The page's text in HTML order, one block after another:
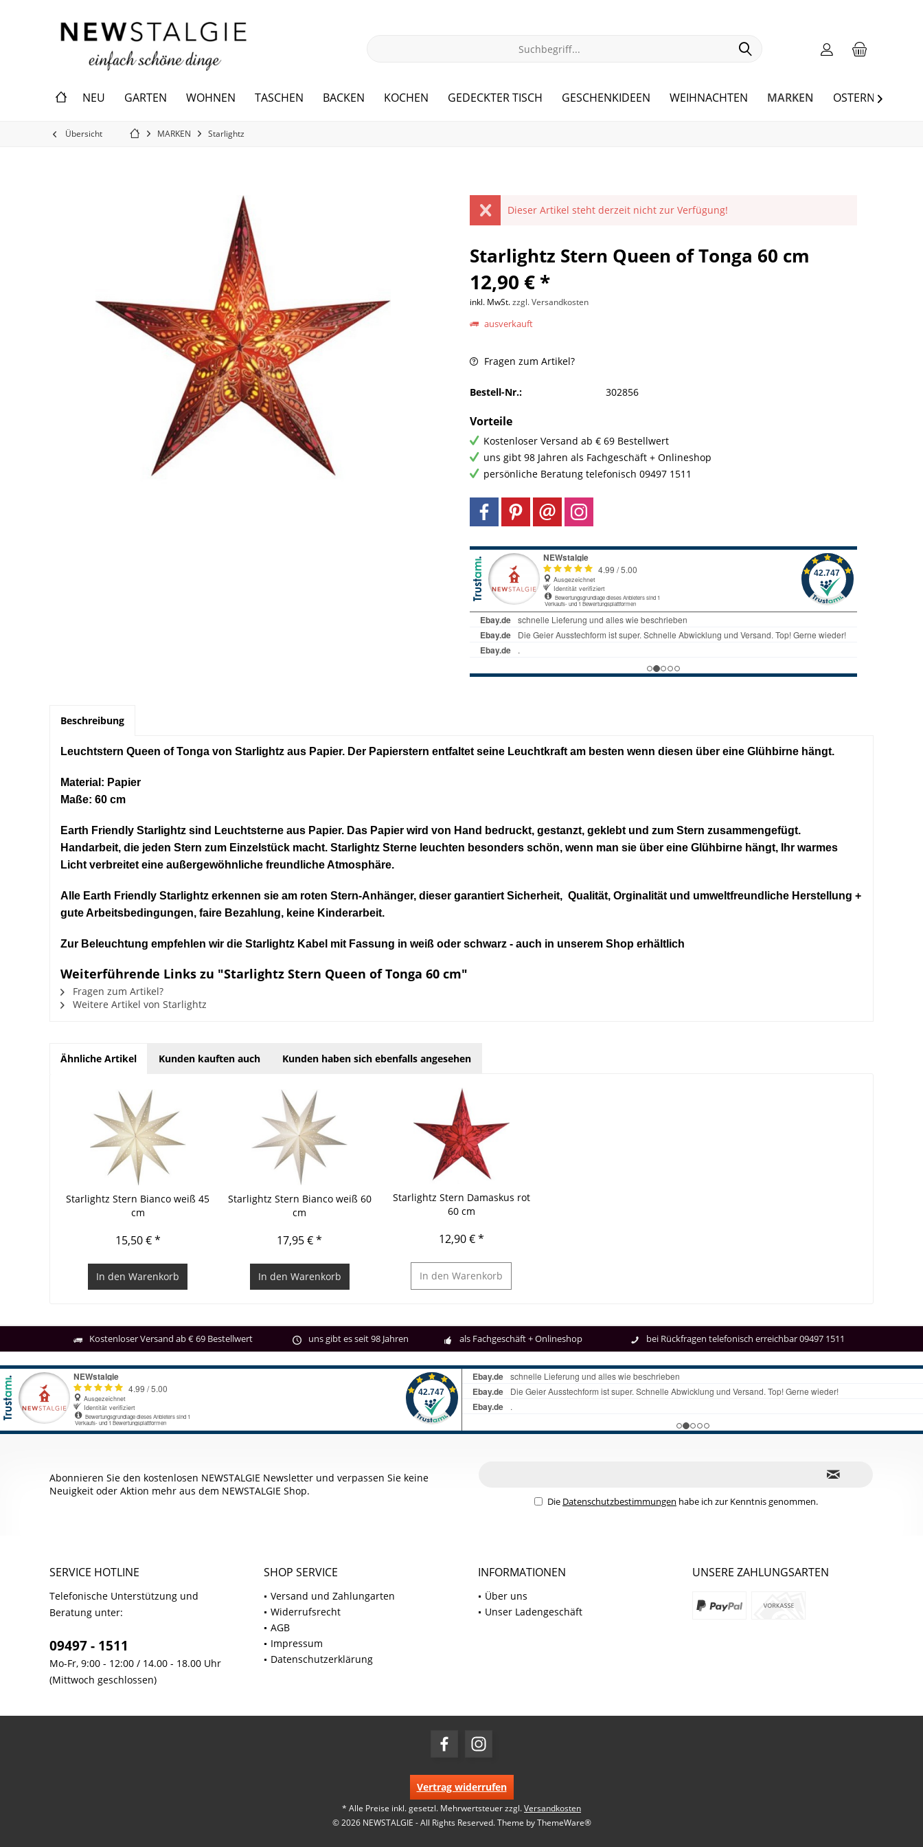
NEU GARTEN WOHNEN TASCHEN BACKEN KOCHEN GEDECKTER TISCH GESCHENKIDEEN WEIHNACHTEN MARKEN OSTERN 
Übersicht MARKEN Starlightz
Dieser Artikel steht derzeit nicht zur Verfügung!
Starlightz Stern Queen of Tonga 60 cm
12,90 € *
inkl. MwSt.zzgl. Versandkosten
ausverkauft
Fragen zum Artikel?
Bestell-Nr.: 302856
Vorteile
Kostenloser Versand ab € 69 Bestellwert
uns gibt 98 Jahren als Fachgeschäft + Onlineshop
persönliche Beratung telefonisch 09497 1511
Beschreibung
Leuchtstern Queen of Tonga von Starlightz aus Papier. Der Papierstern entfaltet seine Leuchtkraft am besten wenn diesen über eine Glühbirne hängt.
Material: Papier
Maße: 60 cm
Earth Friendly Starlightz sind Leuchtsterne aus Papier. Das Papier wird von Hand bedruckt, gestanzt, geklebt und zum Stern zusammengefügt.
Handarbeit, die jeden Stern zum Einzelstück macht. Starlightz Sterne leuchten besonders schön, wenn man sie über eine Glühbirne hängt, Ihr warmes
Licht verbreitet eine außergewöhnliche freundliche Atmosphäre.
Alle Earth Friendly Starlightz erkennen sie am roten Stern-Anhänger, dieser garantiert Sicherheit, Qualität, Orginalität und umweltfreundliche Herstellung +
gute Arbeitsbedingungen, faire Bezahlung, keine Kinderarbeit.
Zur Beleuchtung empfehlen wir die Starlightz Kabel mit Fassung in weiß oder schwarz - auch in unserem Shop erhältlich
Weiterführende Links zu "Starlightz Stern Queen of Tonga 60 cm"
Fragen zum Artikel?
Weitere Artikel von Starlightz
Ähnliche Artikel Kunden kauften auch Kunden haben sich ebenfalls angesehen
Starlightz Stern Bianco weiß 45
cm
15,50 € *
In den Warenkorb
Starlightz Stern Bianco weiß 60
cm
17,95 € *
In den Warenkorb
Starlightz Stern Damaskus rot
60 cm
12,90 € *
In den Warenkorb
Kostenloser Versand ab € 69 Bestellwert uns gibt es seit 98 Jahren als Fachgeschäft + Onlineshop bei Rückfragen telefonisch erreichbar 09497 1511
Abonnieren Sie den kostenlosen NEWSTALGIE Newsletter und verpassen Sie keine
Neuigkeit oder Aktion mehr aus dem NEWSTALGIE Shop.
Die Datenschutzbestimmungen habe ich zur Kenntnis genommen.
SERVICE HOTLINE
Telefonische Unterstützung und
Beratung unter:
09497 - 1511
Mo-Fr, 9:00 - 12:00 / 14.00 - 18.00 Uhr
(Mittwoch geschlossen)
SHOP SERVICE
Versand und Zahlungarten
Widerrufsrecht
AGB
Impressum
Datenschutzerklärung
INFORMATIONEN
Über uns
Unser Ladengeschäft
UNSERE ZAHLUNGSARTEN
Vertrag widerrufen
* Alle Preise inkl. gesetzl. Mehrwertsteuer zzgl.Versandkosten
© 2026 NEWSTALGIE - All Rights Reserved. Theme byThemeWare®